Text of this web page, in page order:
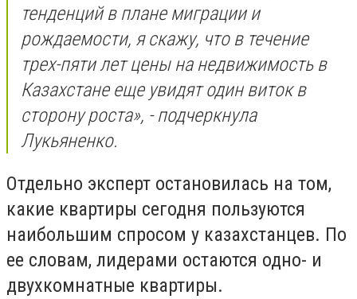
тенденций в плане миграции и
рождаемости, я скажу, что в течение
трех-пяти лет цены на недвижимость в
Казахстане еще увидят один виток в
сторону роста», - подчеркнула
Лукьяненко.
Отдельно эксперт остановилась на том,
какие квартиры сегодня пользуются
наибольшим спросом у казахстанцев. По
ее словам, лидерами остаются одно- и
двухкомнатные квартиры.